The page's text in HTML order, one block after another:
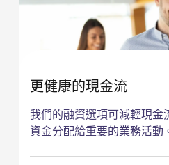
更健康的現金流
我們的融資選項可減輕現金
資金分配給重要的業務活動